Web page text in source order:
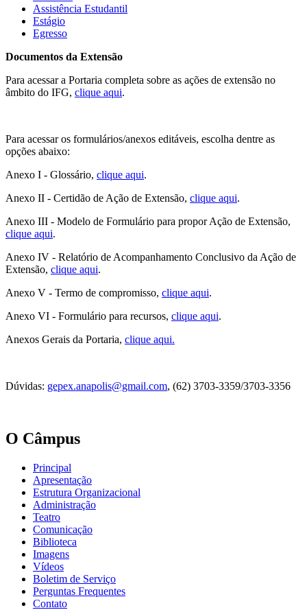
Assistência Estudantil
Estágio
Egresso
Documentos da Extensão
Para acessar a Portaria completa sobre as ações de extensão no
âmbito do IFG, clique aqui.
Para acessar os formulários/anexos editáveis, escolha dentre as
opções abaixo:
Anexo I - Glossário, clique aqui.
Anexo II - Certidão de Ação de Extensão, clique aqui.
Anexo III - Modelo de Formulário para propor Ação de Extensão,
clique aqui.
Anexo IV - Relatório de Acompanhamento Conclusivo da Ação de
Extensão, clique aqui.
Anexo V - Termo de compromisso, clique aqui.
Anexo VI - Formulário para recursos, clique aqui.
Anexos Gerais da Portaria, clique aqui.
Dúvidas: gepex.anapolis@gmail.com, (62) 3703-3359/3703-3356
O Câmpus
Principal
Apresentação
Estrutura Organizacional
Administração
Teatro
Comunicação
Biblioteca
Imagens
Vídeos
Boletim de Serviço
Perguntas Frequentes
Contato